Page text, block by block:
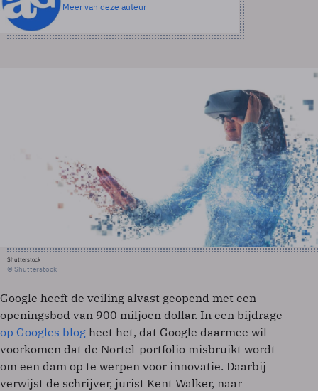
Meer van deze auteur
Shutterstock
© Shutterstock
Google heeft de veiling alvast geopend met een
openingsbod van 900 miljoen dollar. In een bijdrage
op Googles blog heet het, dat Google daarmee wil
voorkomen dat de Nortel-portfolio misbruikt wordt
om een dam op te werpen voor innovatie. Daarbij
verwijst de schrijver, jurist Kent Walker, naar